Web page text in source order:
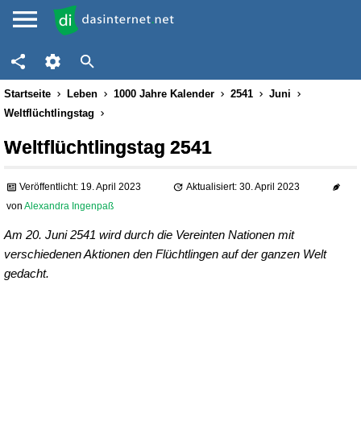
Startseite Leben 1000 Jahre Kalender 2541
Juni
Weltflüchtlingstag
Weltflüchtlingstag 2541
Veröffentlicht: 19. April 2023
Aktualisiert: 30. April 2023
von Alexandra Ingenpaß
Am 20. Juni 2541 wird durch die Vereinten Nationen mit
verschiedenen Aktionen den Flüchtlingen auf der ganzen Welt
gedacht.